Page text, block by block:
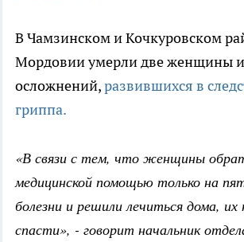
В Чамзинском и Кочкуровском
Мордовии умерли две женщины
осложнений,развившихся в
гриппа.
«В связи с тем, что женщины
медицинской помощью только на
болезни и решили лечиться дома, их
спасти», - говорит начальник